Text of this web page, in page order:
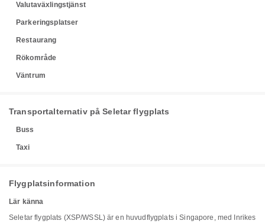
Valutaväxlingstjänst
Parkeringsplatser
Restaurang
Rökområde
Väntrum
Transportalternativ på Seletar flygplats
Buss
Taxi
Flygplatsinformation
Lär känna
Seletar flygplats (XSP/WSSL) är en huvudflygplats i Singapore, med Inrikes